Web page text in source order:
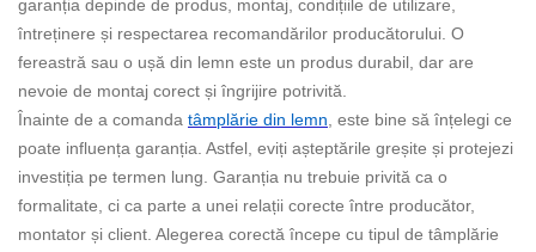
garanția depinde de produs, montaj, condițiile de utilizare,
întreținere și respectarea recomandărilor producătorului. O
fereastră sau o ușă din lemn este un produs durabil, dar are
nevoie de montaj corect și îngrijire potrivită.
Înainte de a comanda tâmplărie din lemn, este bine să înțelegi ce
poate influența garanția. Astfel, eviți așteptările greșite și protejezi
investiția pe termen lung. Garanția nu trebuie privită ca o
formalitate, ci ca parte a unei relații corecte între producător,
montator și client. Alegerea corectă începe cu tipul de tâmplărie